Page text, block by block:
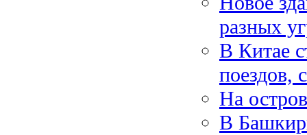
разных
В Китае
поездов,
На
В